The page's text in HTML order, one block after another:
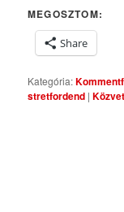
MEGOSZTOM:
Share
Kategória:
stretfordend |